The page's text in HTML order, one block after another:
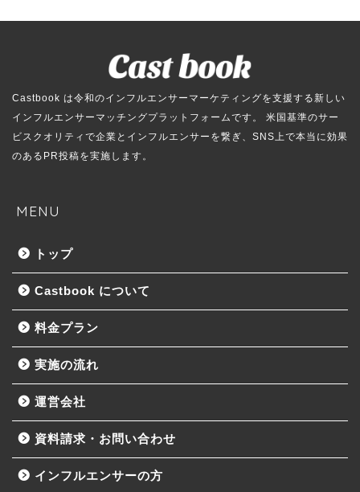
Castbook は令和のインフルエンサーマーケティングを支援する新しい
インフルエンサーマッチングプラットフォームです。 米国基準のサー
ビスクオリティで企業とインフルエンサーを繋ぎ、SNS上で本当に効果
のあるPR投稿を実施します。
MENU
トップ
Castbook について
料金プラン
実施の流れ
運営会社
資料請求・お問い合わせ
インフルエンサーの方